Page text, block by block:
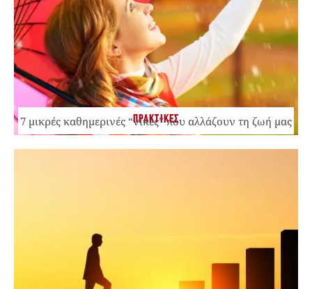
ΠΡΑΚΤΙΚΕΣ
7 μικρές καθημερινές “νίκες” που αλλάζουν τη ζωή μας